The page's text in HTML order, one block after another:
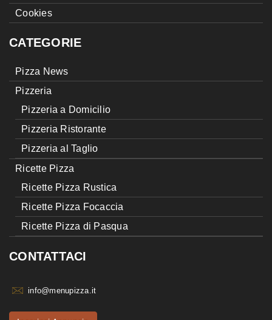
Cookies
CATEGORIE
Pizza News
Pizzeria
Pizzeria a Domicilio
Pizzeria Ristorante
Pizzeria al Taglio
Ricette Pizza
Ricette Pizza Rustica
Ricette Pizza Focaccia
Ricette Pizza di Pasqua
CONTATTACI
info@menupizza.it